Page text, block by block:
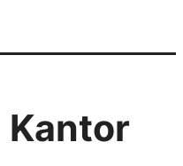
Kantor